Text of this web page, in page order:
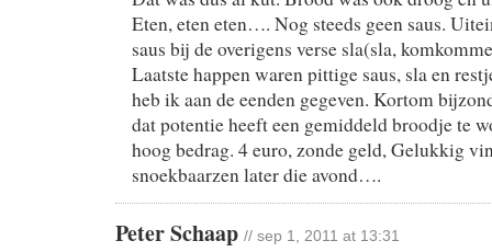
Eten, eten eten…. Nog steeds geen saus.
saus bij de overigens verse sla(sla,
Laatste happen waren pittige saus, sla en
heb ik aan de eenden gegeven. Kortom
dat potentie heeft een gemiddeld broodje te
hoog bedrag. 4 euro, zonde geld, Gelukkig
snoekbaarzen later die avond….
Peter Schaap // sep 1, 2011 at 13:31